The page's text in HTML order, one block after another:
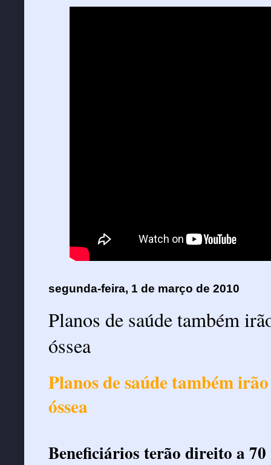
segunda-feira, 1 de março de 2010
Planos de saúde também
óssea
Planos de saúde também
óssea
Beneficiários terão direito a